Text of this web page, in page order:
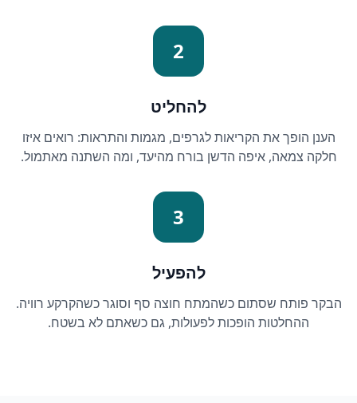
2
להחליט
הענן הופך את הקריאות לגרפים, מגמות והתראות: רואים איזו
חלקה צמאה, איפה הדשן בורח מהיעד, ומה השתנה מאתמול.
3
להפעיל
הבקר פותח שסתום כשהמתח חוצה סף וסוגר כשהקרקע רוויה.
ההחלטות הופכות לפעולות, גם כשאתם לא בשטח.